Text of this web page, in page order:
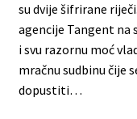
su dvije šifrirane
agencije Tangent na
i svu razornu moć
mračnu sudbinu čije
dopustiti…